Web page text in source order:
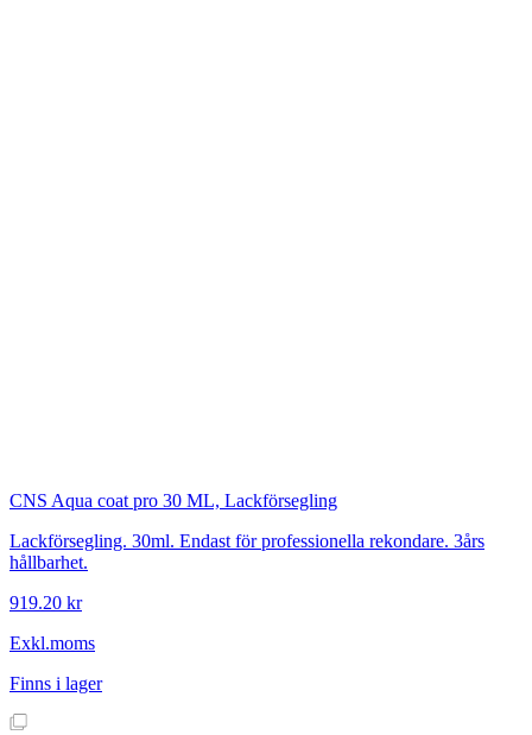
CNS Aqua coat pro 30 ML, Lackförsegling
Lackförsegling. 30ml. Endast för professionella rekondare. 3års
hållbarhet.
919.20 kr
Exkl.moms
Finns i lager